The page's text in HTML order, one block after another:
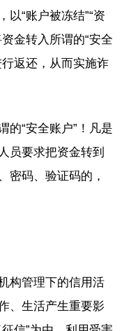
以“账户被冻结”“资
金转入所谓的“安全
返还，从而实施诈
的“安全账户”！凡是
员要求把资金转到
密码、验证码的，
构管理下的信用活
、生活产生重要影